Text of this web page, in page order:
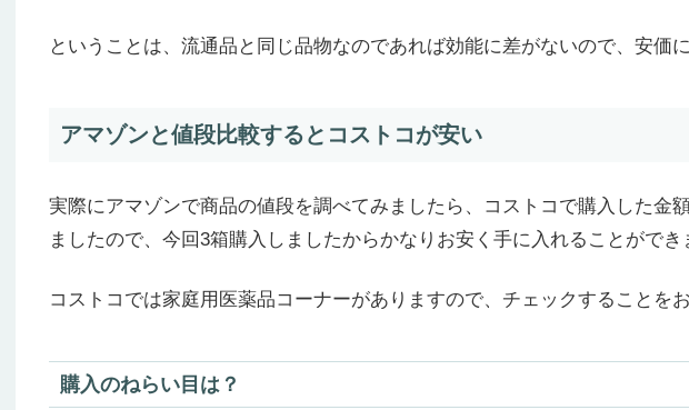
ということは、流通品と同じ品物なのであれば効能に差がないので、安価
アマゾンと値段比較するとコストコが安い
実際にアマゾンで商品の値段を調べてみましたら、コストコで購入した金
ましたので、今回3箱購入しましたからかなりお安く手に入れることができ
コストコでは家庭用医薬品コーナーがありますので、チェックすることを
購入のねらい目は？